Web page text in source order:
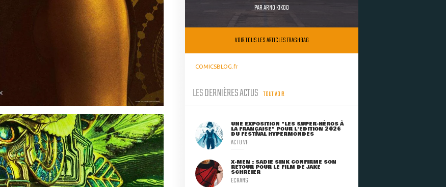
PARARNO KIKOO
VOIR TOUS LES ARTICLES TRASHBAG
COMICSBLOG.fr
LES DERNIÈRES ACTUS TOUT VOIR
UNE EXPOSITION "LES SUPER-HÉROS À
LA FRANÇAISE" POUR L'ÉDITION 2026
DU FESTIVAL HYPERMONDES
ACTU VF
X-MEN : SADIE SINK CONFIRME SON
RETOUR POUR LE FILM DE JAKE
SCHREIER
ECRANS